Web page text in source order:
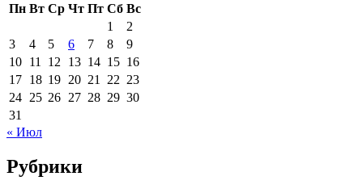
Пн Вт Ср Чт Пт Сб Вс
1
2
3
4 5 6 7 8
9
10 11 12 13 14 15 16
17 18 19 20 21 22 23
24 25 26 27 28 29 30
31
« Июл
Рубрики